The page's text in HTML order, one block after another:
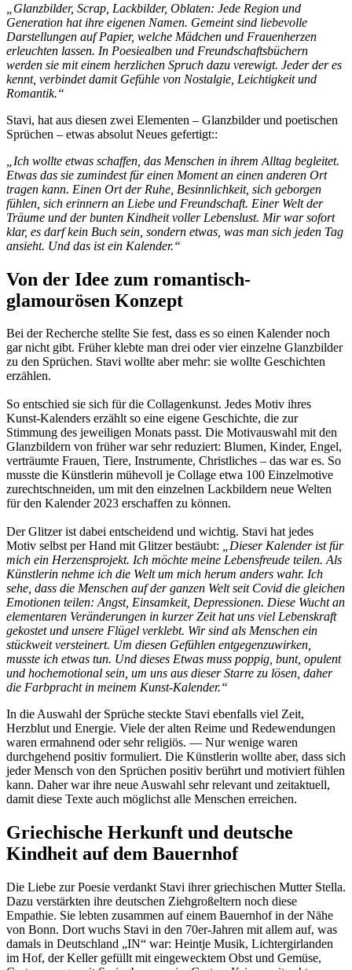
„Glanzbilder, Scrap, Lackbilder, Oblaten: Jede Region und
Generation hat ihre eigenen Namen. Gemeint sind liebevolle
Darstellungen auf Papier, welche Mädchen und Frauenherzen
erleuchten lassen. In Poesiealben und Freundschaftsbüchern
werden sie mit einem herzlichen Spruch dazu verewigt. Jeder der es
kennt, verbindet damit Gefühle von Nostalgie, Leichtigkeit und
Romantik.“
Stavi, hat aus diesen zwei Elementen – Glanzbilder und poetischen
Sprüchen – etwas absolut Neues gefertigt::
„Ich wollte etwas schaffen, das Menschen in ihrem Alltag begleitet.
Etwas das sie zumindest für einen Moment an einen anderen Ort
tragen kann. Einen Ort der Ruhe, Besinnlichkeit, sich geborgen
fühlen, sich erinnern an Liebe und Freundschaft. Einer Welt der
Träume und der bunten Kindheit voller Lebenslust. Mir war sofort
klar, es darf kein Buch sein, sondern etwas, was man sich jeden Tag
ansieht. Und das ist ein Kalender.“
Von der Idee zum romantisch-
glamourösen Konzept
Bei der Recherche stellte Sie fest, dass es so einen Kalender noch
gar nicht gibt. Früher klebte man drei oder vier einzelne Glanzbilder
zu den Sprüchen. Stavi wollte aber mehr: sie wollte Geschichten
erzählen.
So entschied sie sich für die Collagenkunst. Jedes Motiv ihres
Kunst-Kalenders erzählt so eine eigene Geschichte, die zur
Stimmung des jeweiligen Monats passt. Die Motivauswahl mit den
Glanzbildern von früher war sehr reduziert: Blumen, Kinder, Engel,
verträumte Frauen, Tiere, Instrumente, Christliches – das war es. So
musste die Künstlerin mühevoll je Collage etwa 100 Einzelmotive
zurechtschneiden, um mit den einzelnen Lackbildern neue Welten
für den Kalender 2023 erschaffen zu können.
Der Glitzer ist dabei entscheidend und wichtig. Stavi hat jedes
Motiv selbst per Hand mit Glitzer bestäubt: „Dieser Kalender ist für
mich ein Herzensprojekt. Ich möchte meine Lebensfreude teilen. Als
Künstlerin nehme ich die Welt um mich herum anders wahr. Ich
sehe, dass die Menschen auf der ganzen Welt seit Covid die gleichen
Emotionen teilen: Angst, Einsamkeit, Depressionen. Diese Wucht an
elementaren Veränderungen in kurzer Zeit hat uns viel Lebenskraft
gekostet und unsere Flügel verklebt. Wir sind als Menschen ein
stückweit versteinert. Um diesen Gefühlen entgegenzuwirken,
musste ich etwas tun. Und dieses Etwas muss poppig, bunt, opulent
und hochemotional sein, um uns aus dieser Starre zu lösen, daher
die Farbpracht in meinem Kunst-Kalender.“
In die Auswahl der Sprüche steckte Stavi ebenfalls viel Zeit,
Herzblut und Energie. Viele der alten Reime und Redewendungen
waren ermahnend oder sehr religiös. — Nur wenige waren
durchgehend positiv formuliert. Die Künstlerin wollte aber, dass sich
jeder Mensch von den Sprüchen positiv berührt und motiviert fühlen
kann. Daher war ihre neue Auswahl sehr relevant und zeitaktuell,
damit diese Texte auch möglichst alle Menschen erreichen.
Griechische Herkunft und deutsche
Kindheit auf dem Bauernhof
Die Liebe zur Poesie verdankt Stavi ihrer griechischen Mutter Stella.
Dazu verstärkten ihre deutschen Ziehgroßeltern noch diese
Empathie. Sie lebten zusammen auf einem Bauernhof in der Nähe
von Bonn. Dort wuchs Stavi in den 70er-Jahren mit allem auf, was
damals in Deutschland „IN“ war: Heintje Musik, Lichtergirlanden
im Hof, der Keller gefüllt mit eingewecktem Obst und Gemüse,